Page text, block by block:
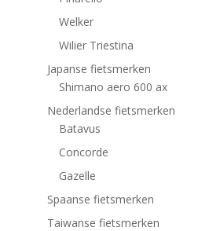
Welker
Wilier Triestina
Japanse fietsmerken
Shimano aero 600 ax
Nederlandse fietsmerken
Batavus
Concorde
Gazelle
Spaanse fietsmerken
Taiwanse fietsmerken